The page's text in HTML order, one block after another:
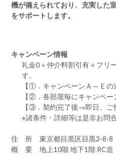
機が備えられており、充実した
をサポートします。
キャンペーン情報
礼金0＋仲介料割引有＋ フリ
す。
【①．キャンペーンＡ～Ｅの
【②．各部屋毎にキャンペー
【③．契約完了後→即日、ご
※諸条件・詳細等は是非お問
住 所 東京都目黒区目黒2-8-8
概 要 地上10階 地下1階 RC造